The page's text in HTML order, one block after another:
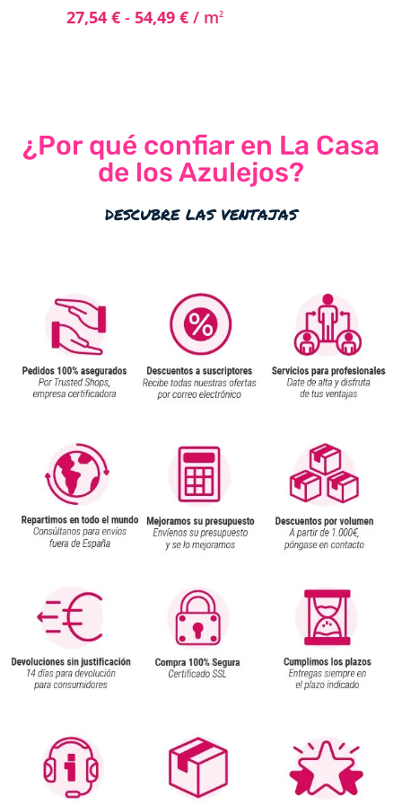
27,54 € - 54,49 € / m2
¿Por qué confiar en La Casa
de los Azulejos?
descubre las ventajas